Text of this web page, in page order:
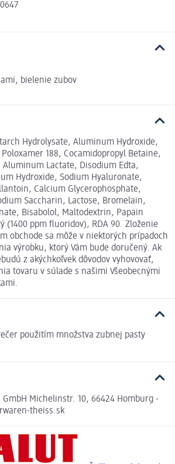
bielenie zubov
Hydrolysate, Aluminum Hydroxide,
188, Cocamidopropyl Betaine,
Lactate, Disodium Edta,
Hydroxide, Sodium Hyaluronate,
Calcium Glycerophosphate,
Saccharin, Lactose, Bromelain,
Bisabolol, Maltodextrin, Papain
(1400 ppm fluoridov), RDA 90. Zloženie
obchode sa môže v niektorých prípadoch
výrobku, ktorý Vám bude doručený. Ak
z akýchkoľvek dôvodov vyhovovať,
tovaru v súlade s našimi Všeobecnými
použitím množstva zubnej pasty
Michelinstr. 10, 66424 Homburg -
theiss.sk